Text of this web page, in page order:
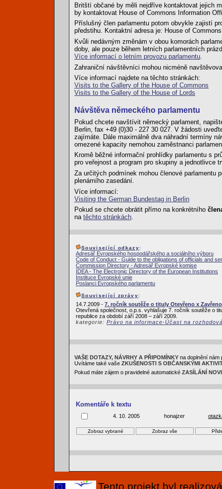
Britští občané by měli nejdříve kontaktovat jejich
by kontaktovat House of Commons Information
Příslušný člen parlamentu potom obvykle zajistí
předstihu. Kontaktní adresa je: House of
Kvůli nedávným změnám v obou komorách
doby, ale pouze během letních parlamentních
Více informací o letním provozu parlamentu
Zahraniční návštěvníci mohou nicméně
Více informací najdete na těchto stránkách:
Visits to the Gallery of the House of Commons
Visits to the Gallery of the House of Lords
Návštěva německého parlamentu
Pokud chcete navštívit německý parlament,
Berlin, fax +49 (0)30 - 227 30 027. V žádosti
zajímáte. Dále maximálně dva náhradní termíny
omezené kapacity nemohou zaměstnanci
Kromě běžné informační prohlídky parlamentu s
pro veřejnost a program pro skupiny a jednotlivce
Za určitých podmínek mohou členové parlamentu
plenárního zasedání.
Více informací:
Visiting the German Bundestag in Berlin
Pokud se chcete obrátit přímo na konkrétního
na těchto stránkách.
Související odkazy:
Adresář Evropského hospodářského a sociálního výboru
Code of Conduct - Guide to the obligations of officials and
Commission Directory - Adresář Evropské komise
IDEA - The Electronic Directory of the European Institutions
Instituce Evropské unie
Poslanci Evropského parlamentu
Související zprávy:
14.7.2009 - 7. ročník soutěže o tituly Otevřeno x Zavřeno
Otevřená společnost, o.p.s. vyhlašuje 7. ročník soutěže o
republice za období září 2008 – září 2009.
kategorie: Právo na informace-Účast na
VAŠE DOTAZY, NÁVRHY A PŘIPOMÍNKY na doplnění
Uvítáme také vaše ZKUŠENOSTI S OBČANSKÝMI
Pokud máte zájem o pravidelné automatické ZASÍLÁNÍ
Komentáře k textu
4. 10. 2005 honajzer
Tento projekt byl